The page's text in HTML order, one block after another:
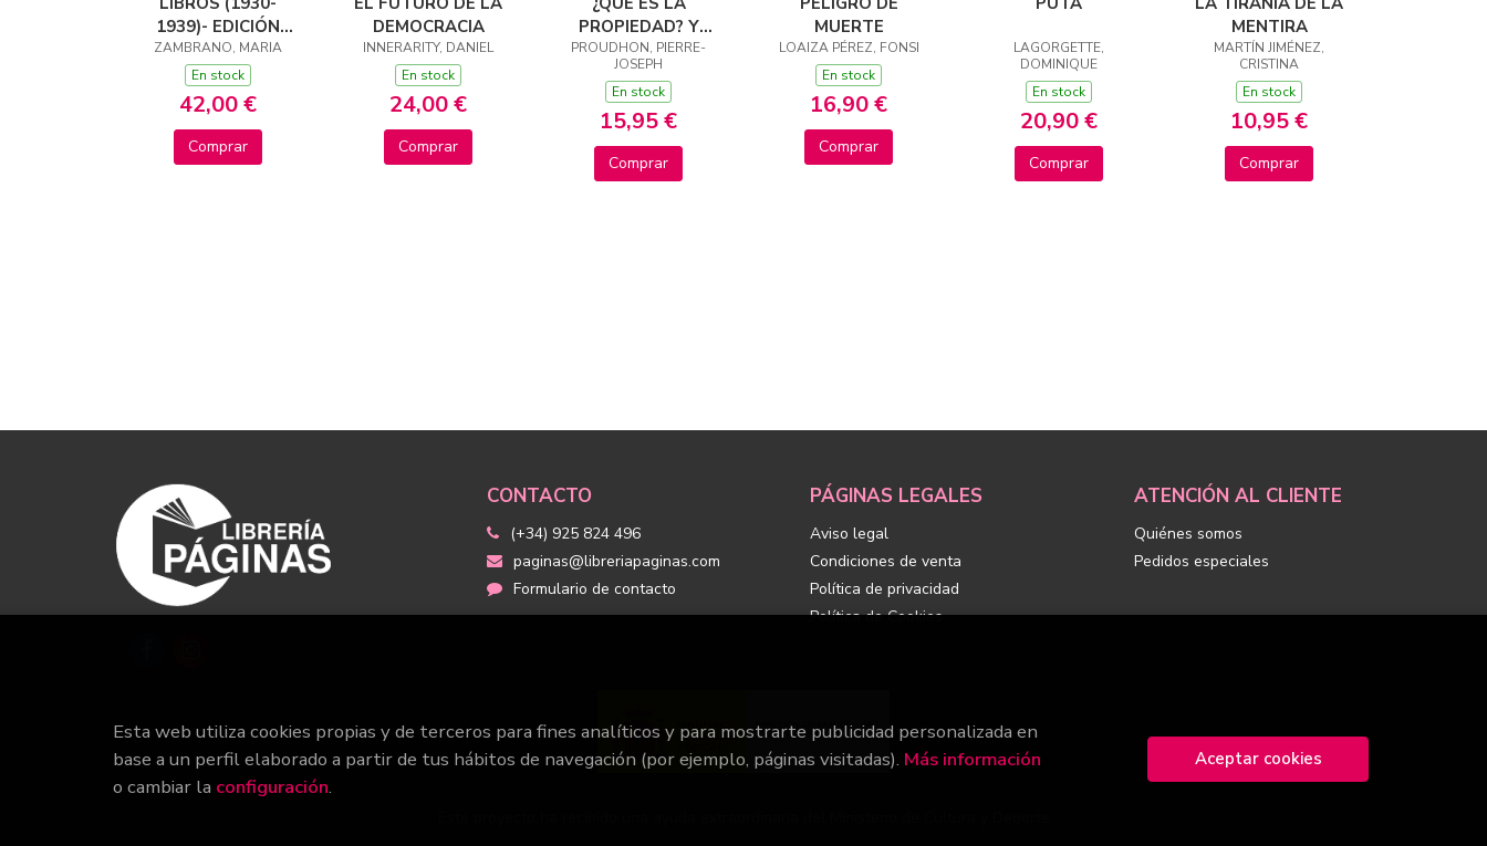
1939)- EDICIÓN
REVISADA
ZAMBRANO, MARIA
En stock
42,00 €
Comprar
DEMOCRACIA
INNERARITY, DANIEL
En stock
24,00 €
Comprar
PROPIEDAD? Y
OTROS ENSAYOS
PROUDHON, PIERRE-
JOSEPH
En stock
15,95 €
Comprar
MUERTE
LOAIZA PÉREZ, FONSI
En stock
16,90 €
Comprar
LAGORGETTE,
DOMINIQUE
En stock
20,90 €
Comprar
MENTIRA
MARTÍN JIMÉNEZ,
CRISTINA
En stock
10,95 €
Comprar
CONTACTO
(+34) 925 824 496
paginas@libreriapaginas.com
Formulario de contacto
PÁGINAS LEGALES
Aviso legal
Condiciones de venta
Política de privacidad
Política de Cookies
ATENCIÓN AL CLIENTE
Quiénes somos
Pedidos especiales
Esta web utiliza cookies propias y de terceros para fines analíticos y para mostrarte publicidad personalizada en
base a un perfil elaborado a partir de tus hábitos de navegación (por ejemplo, páginas visitadas). Más información
o cambiar la configuración.
Aceptar cookies